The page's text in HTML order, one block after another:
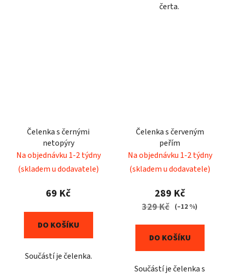
čerta.
Čelenka s černými
netopýry
Na objednávku 1-2 týdny
(skladem u dodavatele)
69 Kč
DO KOŠÍKU
Součástí je čelenka.
Čelenka s červeným
peřím
Na objednávku 1-2 týdny
(skladem u dodavatele)
289 Kč
329 Kč (–12 %)
DO KOŠÍKU
Součástí je čelenka s